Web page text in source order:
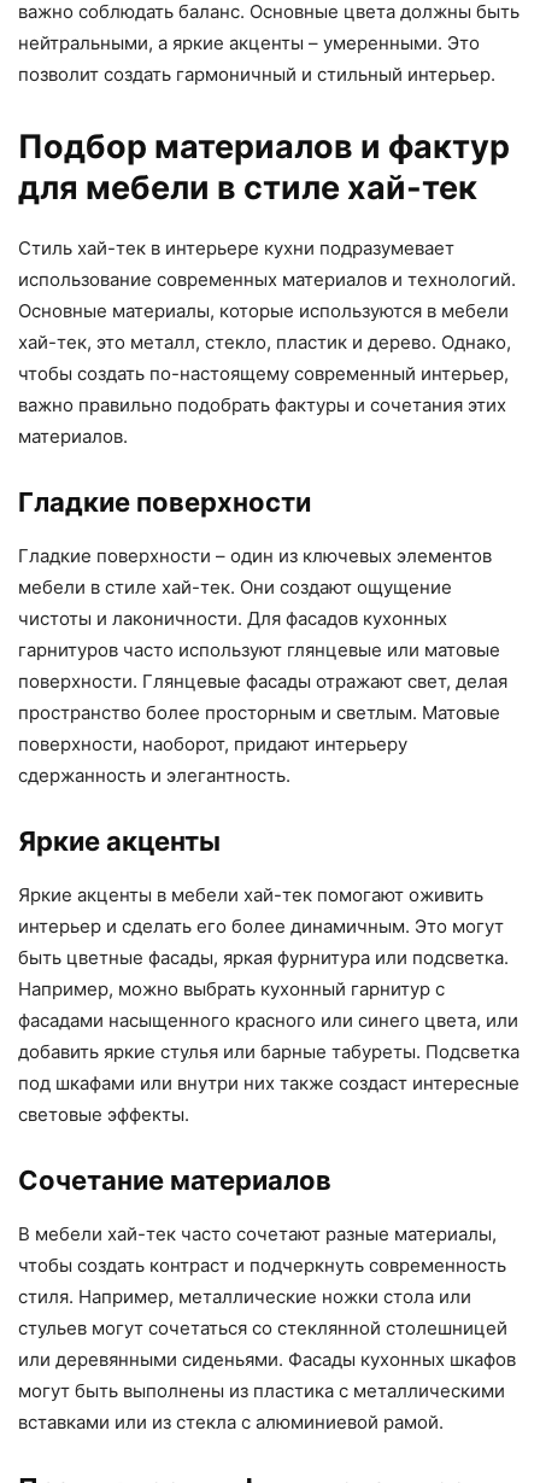
важно соблюдать баланс. Основные цвета должны быть
нейтральными, а яркие акценты – умеренными. Это
позволит создать гармоничный и стильный интерьер.
Подбор материалов и фактур
для мебели в стиле хай-тек
Стиль хай-тек в интерьере кухни подразумевает
использование современных материалов и технологий.
Основные материалы, которые используются в мебели
хай-тек, это металл, стекло, пластик и дерево. Однако,
чтобы создать по-настоящему современный интерьер,
важно правильно подобрать фактуры и сочетания этих
материалов.
Гладкие поверхности
Гладкие поверхности – один из ключевых элементов
мебели в стиле хай-тек. Они создают ощущение
чистоты и лаконичности. Для фасадов кухонных
гарнитуров часто используют глянцевые или матовые
поверхности. Глянцевые фасады отражают свет, делая
пространство более просторным и светлым. Матовые
поверхности, наоборот, придают интерьеру
сдержанность и элегантность.
Яркие акценты
Яркие акценты в мебели хай-тек помогают оживить
интерьер и сделать его более динамичным. Это могут
быть цветные фасады, яркая фурнитура или подсветка.
Например, можно выбрать кухонный гарнитур с
фасадами насыщенного красного или синего цвета, или
добавить яркие стулья или барные табуреты. Подсветка
под шкафами или внутри них также создаст интересные
световые эффекты.
Сочетание материалов
В мебели хай-тек часто сочетают разные материалы,
чтобы создать контраст и подчеркнуть современность
стиля. Например, металлические ножки стола или
стульев могут сочетаться со стеклянной столешницей
или деревянными сиденьями. Фасады кухонных шкафов
могут быть выполнены из пластика с металлическими
вставками или из стекла с алюминиевой рамой.